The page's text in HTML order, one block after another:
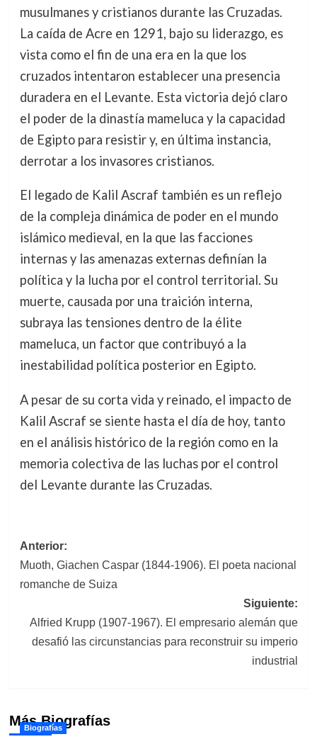
musulmanes y cristianos durante las Cruzadas.
La caída de Acre en 1291, bajo su liderazgo, es
vista como el fin de una era en la que los
cruzados intentaron establecer una presencia
duradera en el Levante. Esta victoria dejó claro
el poder de la dinastía mameluca y la capacidad
de Egipto para resistir y, en última instancia,
derrotar a los invasores cristianos.
El legado de Kalil Ascraf también es un reflejo
de la compleja dinámica de poder en el mundo
islámico medieval, en la que las facciones
internas y las amenazas externas definían la
política y la lucha por el control territorial. Su
muerte, causada por una traición interna,
subraya las tensiones dentro de la élite
mameluca, un factor que contribuyó a la
inestabilidad política posterior en Egipto.
A pesar de su corta vida y reinado, el impacto de
Kalil Ascraf se siente hasta el día de hoy, tanto
en el análisis histórico de la región como en la
memoria colectiva de las luchas por el control
del Levante durante las Cruzadas.
Navegación
de
Anterior:
Muoth, Giachen Caspar (1844-1906). El poeta nacional
romanche de Suiza
Siguiente:
Alfried Krupp (1907-1967). El empresario alemán que
desafió las circunstancias para reconstruir su imperio
industrial
Más Biografías
Biografías